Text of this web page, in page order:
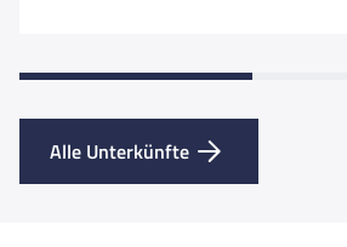
Alle Unterkünfte